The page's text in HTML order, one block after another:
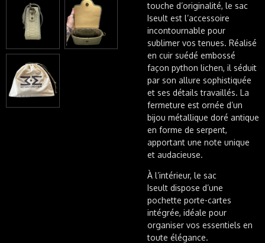
touche d’originalité, le sac
Iseult est l’accessoire
incontournable pour
sublimer vos tenues. Réalisé
en cuir suédé embossé
façon python lichen, il séduit
par son allure sophistiquée
et ses détails travaillés. La
fermeture est ornée d’un
bijou métallique doré antique
en forme de serpent,
apportant une note unique
et audacieuse.
À l’intérieur, le sac
Iseult dispose d’une
pochette porte-cartes
intégrée, idéale pour
organiser vos essentiels en
toute élégance.